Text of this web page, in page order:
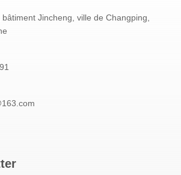
Jincheng, ville de Changping,